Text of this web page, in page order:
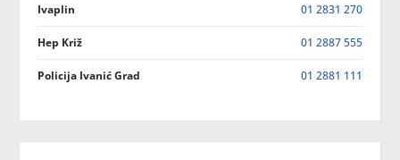
Ivaplin 01 2831 270
Hep Križ 01 2887 555
Policija Ivanić Grad 01 2881 111